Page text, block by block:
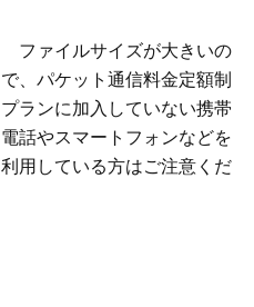
ファイルサイズが大きいの
で、パケット通信料金定額制
プランに加入していない携帯
電話やスマートフォンなどを
利用している方はご注意くだ